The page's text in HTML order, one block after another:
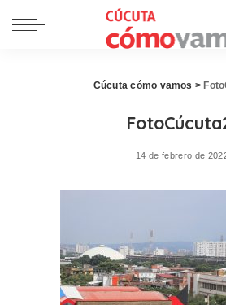
Cúcuta cómo vamos >
14 de febrero de